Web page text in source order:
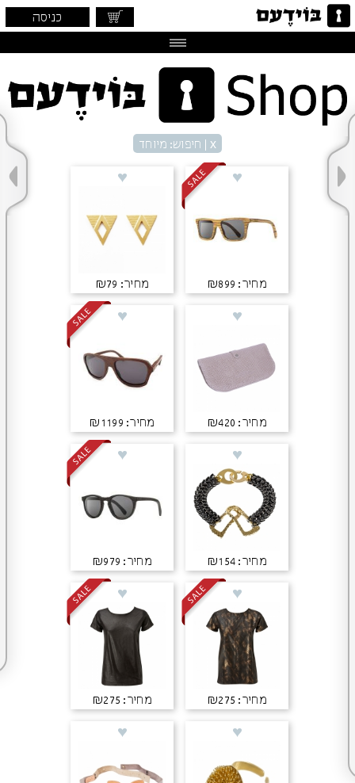
כניסה
x | חיפוש: מיוחד
מחיר: ₪899 מחיר: ₪79
מחיר: ₪420 מחיר: ₪1199
מחיר: ₪154 מחיר: ₪979
מחיר: ₪275 מחיר: ₪275